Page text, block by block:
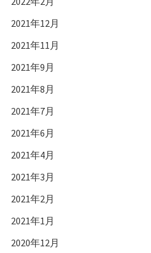
2021年12月
2021年11月
2021年9月
2021年8月
2021年7月
2021年6月
2021年4月
2021年3月
2021年2月
2021年1月
2020年12月